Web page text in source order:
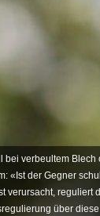
bei verbeultem
«Ist der Gegner
verursacht,
über